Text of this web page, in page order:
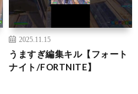
2025.11.15
うますぎ編集キル【フォート
ナイト/FORTNITE】